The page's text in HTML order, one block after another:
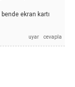
ekran kartı